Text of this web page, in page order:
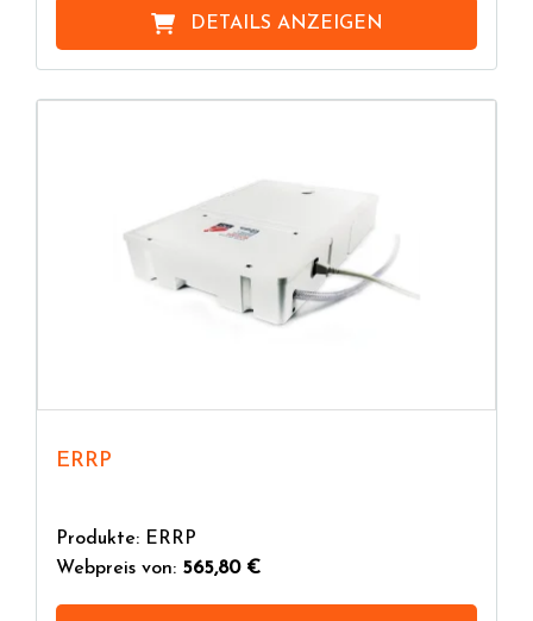
DETAILS ANZEIGEN
ERRP
Produkte: ERRP
Webpreis von: 565,80 €